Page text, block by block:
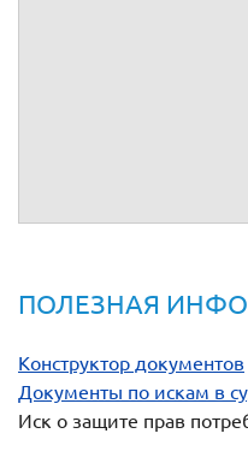
ПОЛЕЗНАЯ
Конструктор документов
Документы по искам в
Иск о защите прав